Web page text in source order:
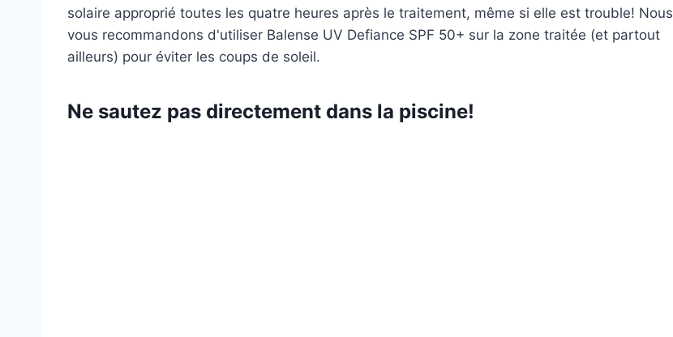
solaire approprié toutes les quatre heures après le traitement, même si elle est trouble! Nous
vous recommandons d'utiliser Balense UV Defiance SPF 50+ sur la zone traitée (et partout
ailleurs) pour éviter les coups de soleil.
Ne sautez pas directement dans la piscine!